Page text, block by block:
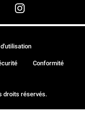
droits réservés.
Conformité